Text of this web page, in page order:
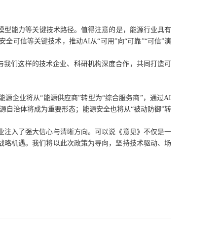
能力等关键技术路径。值得注意的是，能源行业具有
可信等关键技术，推动AI从“可用”向“可靠”“可信”演
们这样的技术企业、科研机构深度合作，共同打造可
企业将从“能源供应商”转型为“综合服务商”，通过AI
自治体将成为重要形态；能源安全也将从“被动防御”转
入了强大信心与清晰方向。可以说《意见》不仅是一
机遇。我们将以此次政策为导向，坚持技术驱动、场